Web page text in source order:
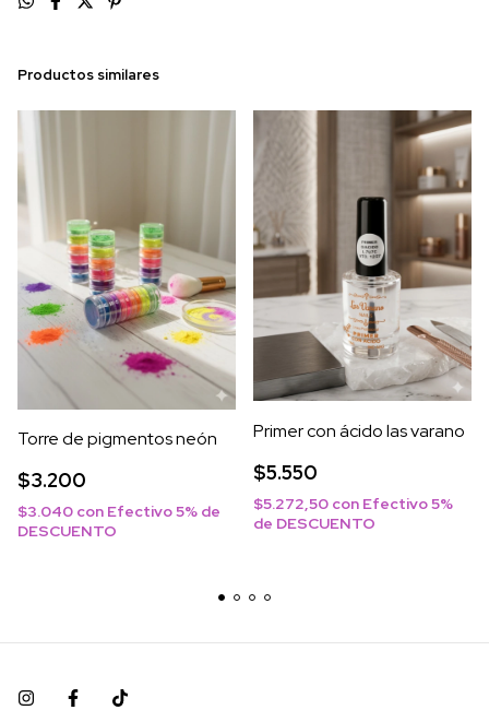
Productos similares
Torre de pigmentos neón
$3.200
$3.040 con Efectivo 5% de
DESCUENTO
Primer con ácido las varano
$5.550
$5.272,50 con Efectivo 5%
de DESCUENTO